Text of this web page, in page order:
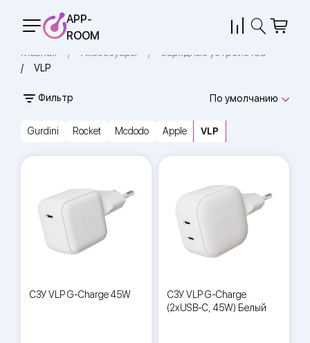
APP-
ROOM
Главная Аксессуары
Зарядные устройства
VLP
Gurdini Rocket Mcdodo Apple VLP
Фильтр По умолчанию
СЗУ VLP G-Charge 45W
СЗУ VLP G-Charge
(2xUSB-C, 45W) Белый